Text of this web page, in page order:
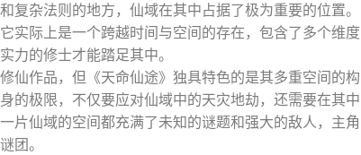
复杂法则的地方，仙域在其中占据了极为重要的位置。
实际上是一个跨越时间与空间的存在，包含了多个维度
力的修士才能踏足其中。
仙作品，但《天命仙途》独具特色的是其多重空间的构
的极限，不仅要应对仙域中的天灾地劫，还需要在其中
片仙域的空间都充满了未知的谜题和强大的敌人，主角
团。